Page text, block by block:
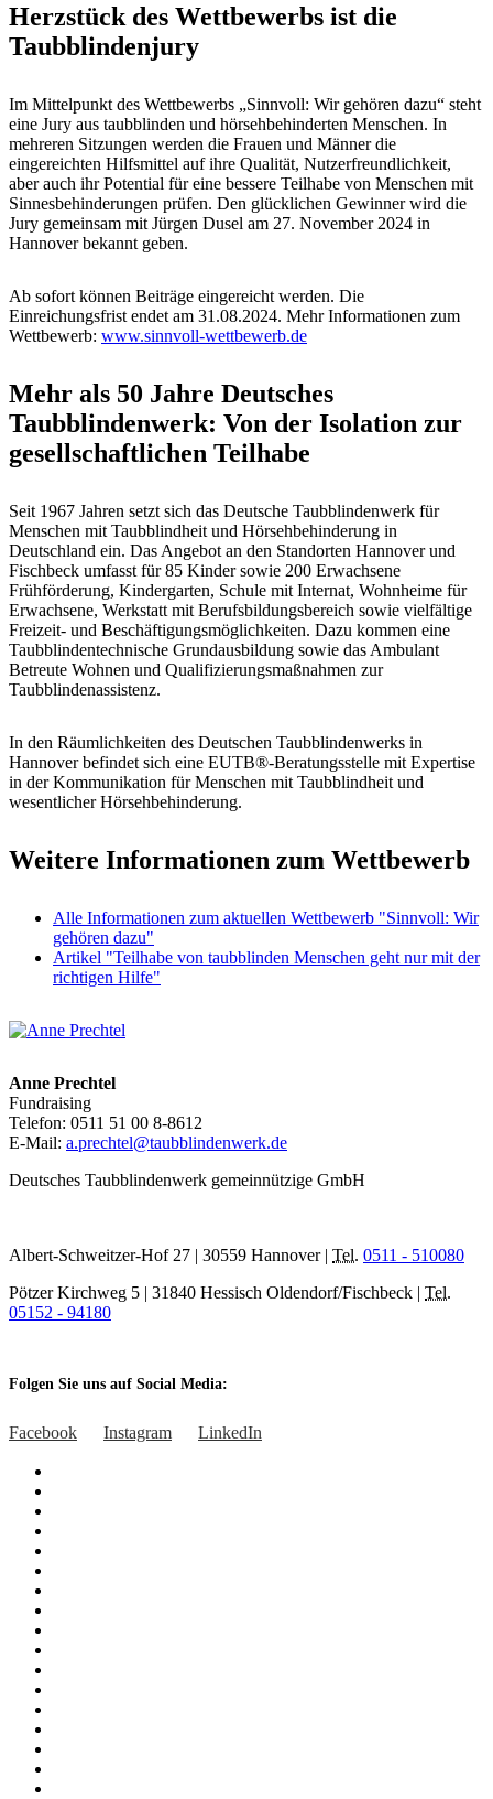
Herzstück des Wettbewerbs ist die
Taubblindenjury
Im Mittelpunkt des Wettbewerbs „Sinnvoll: Wir gehören dazu“ steht
eine Jury aus taubblinden und hörsehbehinderten Menschen. In
mehreren Sitzungen werden die Frauen und Männer die
eingereichten Hilfsmittel auf ihre Qualität, Nutzerfreundlichkeit,
aber auch ihr Potential für eine bessere Teilhabe von Menschen mit
Sinnesbehinderungen prüfen. Den glücklichen Gewinner wird die
Jury gemeinsam mit Jürgen Dusel am 27. November 2024 in
Hannover bekannt geben.
Ab sofort können Beiträge eingereicht werden. Die
Einreichungsfrist endet am 31.08.2024. Mehr Informationen zum
Wettbewerb: www.sinnvoll-wettbewerb.de
Mehr als 50 Jahre Deutsches
Taubblindenwerk: Von der Isolation zur
gesellschaftlichen Teilhabe
Seit 1967 Jahren setzt sich das Deutsche Taubblindenwerk für
Menschen mit Taubblindheit und Hörsehbehinderung in
Deutschland ein. Das Angebot an den Standorten Hannover und
Fischbeck umfasst für 85 Kinder sowie 200 Erwachsene
Frühförderung, Kindergarten, Schule mit Internat, Wohnheime für
Erwachsene, Werkstatt mit Berufsbildungsbereich sowie vielfältige
Freizeit- und Beschäftigungsmöglichkeiten. Dazu kommen eine
Taubblindentechnische Grundausbildung sowie das Ambulant
Betreute Wohnen und Qualifizierungsmaßnahmen zur
Taubblindenassistenz.
In den Räumlichkeiten des Deutschen Taubblindenwerks in
Hannover befindet sich eine EUTB®-Beratungsstelle mit Expertise
in der Kommunikation für Menschen mit Taubblindheit und
wesentlicher Hörsehbehinderung.
Weitere Informationen zum Wettbewerb
Alle Informationen zum aktuellen Wettbewerb "Sinnvoll: Wir
gehören dazu"
Artikel "Teilhabe von taubblinden Menschen geht nur mit der
richtigen Hilfe"
Anne Prechtel
Fundraising
Telefon: 0511 51 00 8-8612
E-Mail: a.prechtel@taubblindenwerk.de
Deutsches Taubblindenwerk gemeinnützige GmbH
Albert-Schweitzer-Hof 27 | 30559 Hannover | Tel. 0511 - 510080
Pötzer Kirchweg 5 | 31840 Hessisch Oldendorf/Fischbeck | Tel.
05152 - 94180
Folgen Sie uns auf Social Media:
Facebook Instagram LinkedIn